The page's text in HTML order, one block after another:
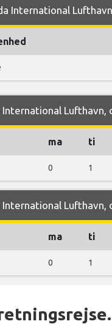
International
Lufthavn,
ma ti
0 1
Lufthavn,
ma ti
0 1